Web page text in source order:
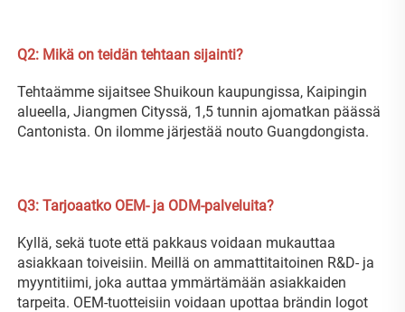
Q2: Mikä on teidän tehtaan sijainti?
Tehtaämme sijaitsee Shuikoun kaupungissa, Kaipingin
alueella, Jiangmen Cityssä, 1,5 tunnin ajomatkan päässä
Cantonista. On ilomme järjestää nouto Guangdongista.
Q3: Tarjoaatko OEM- ja ODM-palveluita?
Kyllä, sekä tuote että pakkaus voidaan mukauttaa
asiakkaan toiveisiin. Meillä on ammattitaitoinen R&D- ja
myyntitiimi, joka auttaa ymmärtämään asiakkaiden
tarpeita. OEM-tuotteisiin voidaan upottaa brändin logot